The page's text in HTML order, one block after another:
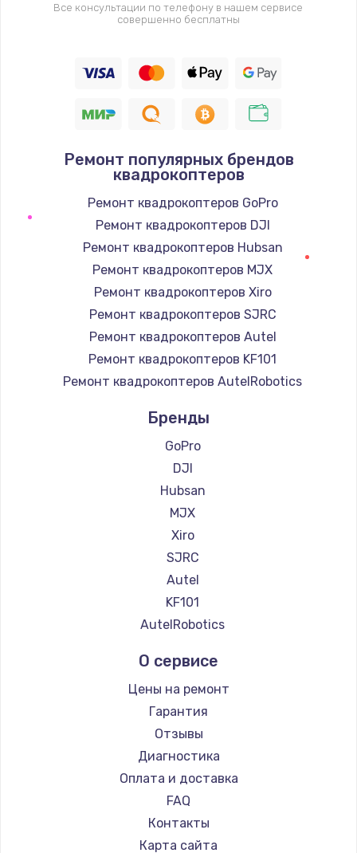
Заказать
990 руб.
1090 руб.
Заказать
Ремонт подсветки
1200 руб.
Заказать
Настройка BIOS
930 руб.
Заказать
990 руб.
Заказать
Восстановление данных
990 руб.
Заказать
Замена звуковой карты
1100 руб.
Заказать
Замена микрофона
1050 руб.
Заказать
Замена оперативной памяти
890 руб.
Заказать
Замена системы охлаждения
Все консультации по телефону в нашем сервисе
совершенно бесплатны
Ремонт популярных брендов
квадрокоптеров
Ремонт квадрокоптеров GoPro
Ремонт квадрокоптеров DJI
Ремонт квадрокоптеров Hubsan
Ремонт квадрокоптеров MJX
Ремонт квадрокоптеров Xiro
Ремонт квадрокоптеров SJRC
Ремонт квадрокоптеров Autel
Ремонт квадрокоптеров KF101
Ремонт квадрокоптеров AutelRobotics
Бренды
GoPro
DJI
Hubsan
MJX
Xiro
SJRC
Autel
KF101
AutelRobotics
О сервисе
Цены на ремонт
Гарантия
Отзывы
Диагностика
Оплата и доставка
FAQ
Контакты
Карта сайта